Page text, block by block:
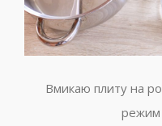
Вмикаю плиту на
режим